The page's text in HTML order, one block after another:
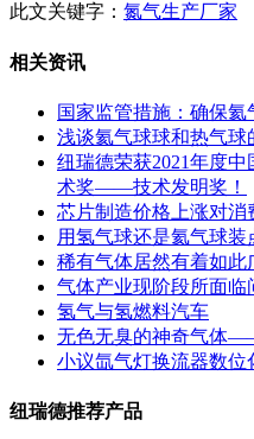
此文关键字： 氮气生产厂家
相关资讯
国家监管措施：确保
浅谈氦气球球和热气球
纽瑞德荣获2021年度
术奖——技术发明奖！
芯片制造价格上涨对消
用氢气球还是氦气球装
稀有气体居然有着如此
气体产业现阶段所面临
氢气与氢燃料汽车
无色无臭的神奇气体
小议氙气灯换流器数位
纽瑞德推荐产品